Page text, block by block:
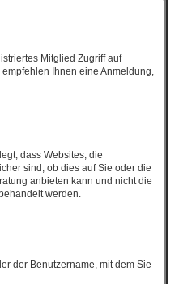
Mitglied Zugriff auf
Ihnen eine Anmeldung,
dass Websites, die
sind, ob dies auf Sie oder die
anbieten kann und nicht die
werden.
der Benutzername, mit dem Sie